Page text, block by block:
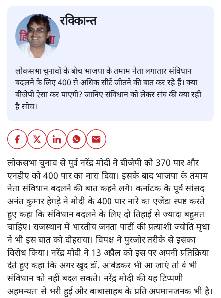
रविकान्त
लोकसभा चुनावों के बीच भाजपा के तमाम नेता लगातार संविधान
बदलने के लिए 400 से अधिक सीटें जीतने की बात कर रहे हैं। क्या
बीजेपी ऐसा कर पाएगी? जानिए संविधान को लेकर संघ की क्या रही
है सोच।
लोकसभा चुनाव से पूर्व नरेंद्र मोदी ने बीजेपी को 370 पार और
एनडीए को 400 पार का नारा दिया। इसके बाद भाजपा के तमाम
नेता संविधान बदलने की बात कहने लगे। कर्नाटक के पूर्व सांसद
अनंत कुमार हेगड़े ने मोदी के 400 पार नारे का एजेंडा स्पष्ट करते
हुए कहा कि संविधान बदलने के लिए दो तिहाई से ज्यादा बहुमत
चाहिए। राजस्थान में भारतीय जनता पार्टी की प्रत्याशी ज्योति मृधा
ने भी इस बात को दोहराया। विपक्ष ने पुरजोर तरीके से इसका
विरोध किया। नरेंद्र मोदी ने 13 अप्रैल को इस पर अपनी प्रतिक्रिया
देते हुए कहा कि अगर खुद डॉ. आंबेडकर भी आ जाएं तो वे भी
संविधान को नहीं बदल सकते। नरेंद्र मोदी की यह टिप्पणी
अहमन्यता से भरी हुई और बाबासाहब के प्रति अपमानजनक भी है।